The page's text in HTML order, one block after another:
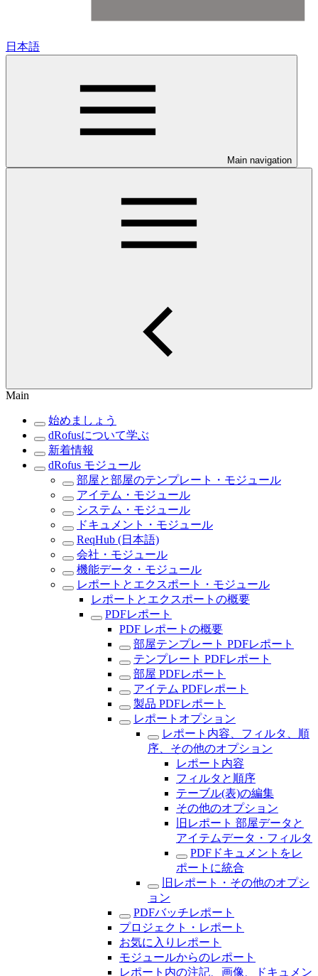
日本語
Main navigation
Main
始めましょう
dRofusについて学ぶ
新着情報
dRofus モジュール
部屋と部屋のテンプレート・モジュール
アイテム・モジュール
システム・モジュール
ドキュメント・モジュール
ReqHub (日本語)
会社・モジュール
機能データ・モジュール
レポートとエクスポート・モジュール
レポートとエクスポートの概要
PDFレポート
PDF レポートの概要
部屋テンプレート PDFレポート
テンプレート PDFレポート
部屋 PDFレポート
アイテム PDFレポート
製品 PDFレポート
レポートオプション
レポート内容、フィルタ、順
序、その他のオプション
レポート内容
フィルタと順序
テーブル(表)の編集
その他のオプション
旧レポート 部屋データと
アイテムデータ・フィルタ
PDFドキュメントをレ
ポートに統合
旧レポート・その他のオプシ
ョン
PDFバッチレポート
プロジェクト・レポート
お気に入りレポート
モジュールからのレポート
レポート内の注記、画像、ドキュメン